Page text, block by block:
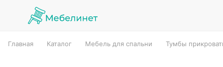
Главная Каталог Мебель для спальни Тумбы